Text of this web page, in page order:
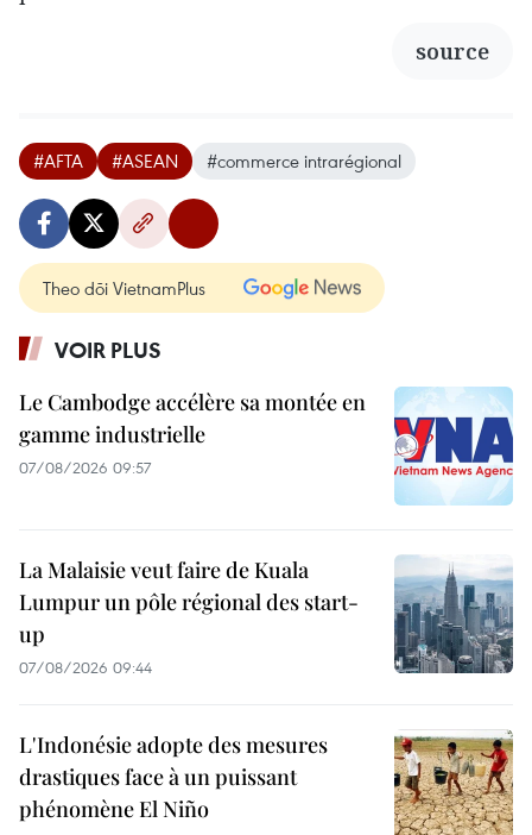
source
#AFTA #ASEAN #commerce intrarégional
Theo dõi VietnamPlus
VOIR PLUS
Le Cambodge accélère sa montée en
gamme industrielle
07/08/2026 09:57
La Malaisie veut faire de Kuala
Lumpur un pôle régional des start-
up
07/08/2026 09:44
L'Indonésie adopte des mesures
drastiques face à un puissant
phénomène El Niño